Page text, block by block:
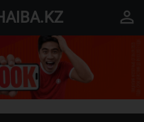
perm_identity